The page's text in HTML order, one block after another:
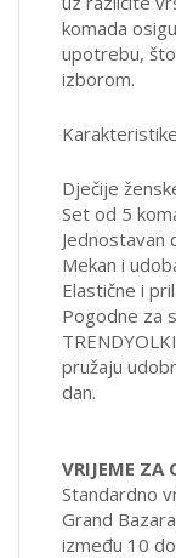
komada
upotrebu, što
izborom.
Dječije
Set od 5
Jednostavan
Mekan i
Elastične i
Pogodne za
pružaju
dan.
VRIJEME ZA
Standardno
Grand
između 10